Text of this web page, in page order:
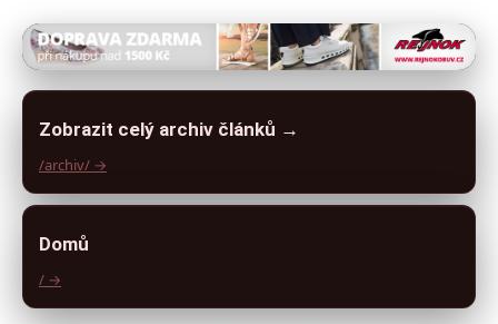
Zobrazit celý archiv článků →
/archiv/ →
Domů
/ →